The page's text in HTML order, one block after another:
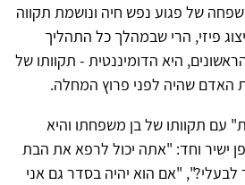
של פגוע נפש חיה ונושמת תקווה
פיזי, הרי שבמהלך כל התהליך
היא הדומיננטית - תקוותו של
האדם שהיה לפני פרוץ המחלה.
עם תקוותו של בן משפחתו והיא
ישיר וחד: "אתה יכול לרפא את הבת
"אם הוא יהיה בסדר גם אני